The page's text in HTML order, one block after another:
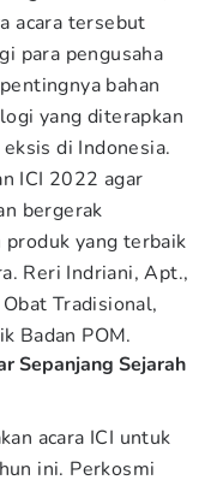
acara tersebut
para pengusaha
bahan
yang diterapkan
di Indonesia.
ICI 2022 agar
bergerak
yang terbaik
Reri Indriani, Apt.,
Tradisional,
Badan POM.
Sepanjang Sejarah
acara ICI untuk
ini. Perkosmi